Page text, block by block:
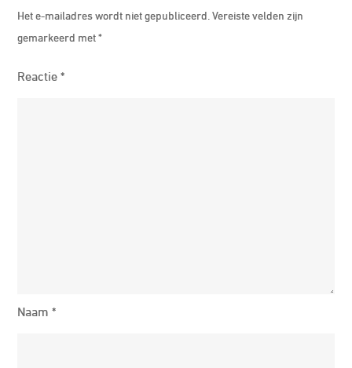
Het e-mailadres wordt niet gepubliceerd. Vereiste velden zijn
gemarkeerd met*
Reactie*
Naam*